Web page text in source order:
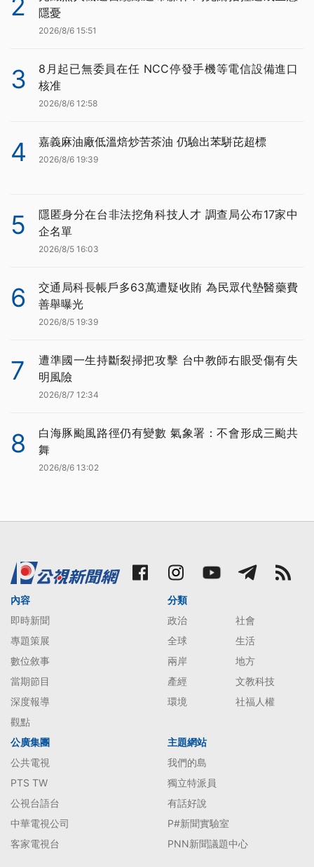
2
隱憂
2026/8/6 15:51
3
8月起已無委員在任 NCC停發手機等電信設備進口
核准
2026/8/6 12:58
4 嘉義麻油廠低溫焙炒苦茶油 仍驗出苯駢芘超標
2026/8/6 19:39
5
隱匿身分在台非法挖角科技人才 調查局公布17家中
企名單
2026/8/5 16:03
6
交通局科長帳戶多63萬遭疑收賄 為民眾代墊醫藥費
善舉曝光
2026/8/5 19:39
7
遭準國一生持斷裂掃把攻擊 台中教師右眼受傷有失
明風險
2026/8/7 12:34
8
白海豚颱風路徑仍有變數 氣象署：不會形成三颱共
舞
2026/8/6 13:02
內容
即時新聞
專題策展
數位敘事
當期節目
深度報導
觀點
分類
政治
社會
全球
生活
兩岸
地方
產經
文教科技
環境
社福人權
公廣集團
公共電視
PTS TW
公視台語台
中華電視公司
客家電視台
主題網站
我們的島
獨立特派員
有話好說
P#新聞實驗室
PNN新聞議題中心